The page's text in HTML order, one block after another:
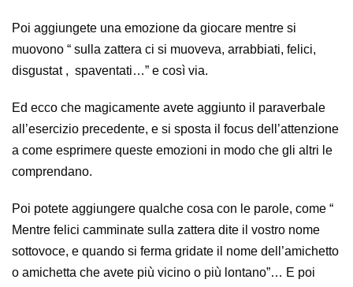
Poi aggiungete una emozione da giocare mentre si
muovono “ sulla zattera ci si muoveva, arrabbiati, felici,
disgustat , spaventati…” e così via.
Ed ecco che magicamente avete aggiunto il paraverbale
all’esercizio precedente, e si sposta il focus dell’attenzione
a come esprimere queste emozioni in modo che gli altri le
comprendano.
Poi potete aggiungere qualche cosa con le parole, come “
Mentre felici camminate sulla zattera dite il vostro nome
sottovoce, e quando si ferma gridate il nome dell’amichetto
o amichetta che avete più vicino o più lontano”… E poi